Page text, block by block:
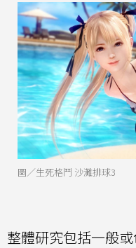
圖／生死格鬥 沙灘排球3
整體研究包括一般